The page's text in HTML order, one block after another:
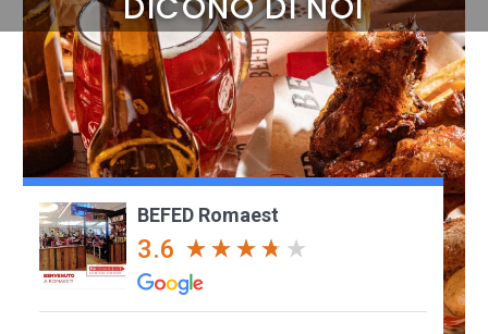
BEFED Romaest
3.6